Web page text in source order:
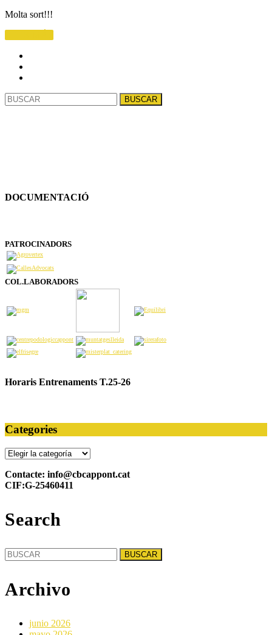
Molta sort!!!
LEER
Buscar:
DOCUMENTACIÓ
PATROCINADORS
COL.LABORADORS
Horaris Entrenaments T.25-26
Categories
Categories
Contacte: info@cbcappont.cat
CIF:G-25460411
Search
Buscar:
Archivo
junio 2026